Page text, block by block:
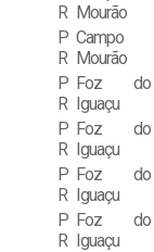
R Mourão
P
R
Campo
Mourão
P
R
Foz do
Iguaçu
P
R
Foz do
Iguaçu
P
R
Foz do
Iguaçu
P
R
Foz do
Iguaçu